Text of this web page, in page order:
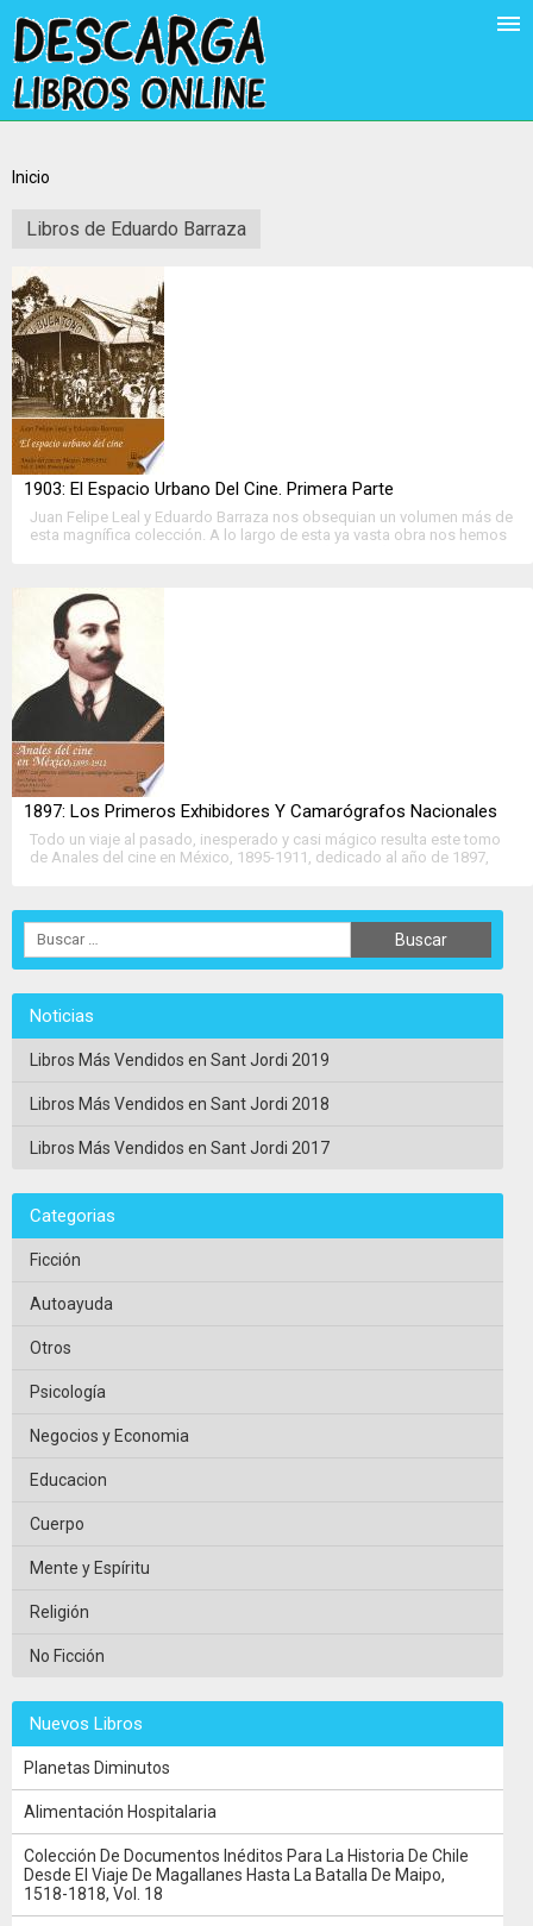
Inicio
Libros de Eduardo Barraza
1903: El Espacio Urbano Del Cine. Primera Parte
Juan Felipe Leal y Eduardo Barraza nos obsequian un volumen más de
esta magnífica colección. A lo largo de esta ya vasta obra nos hemos
1897: Los Primeros Exhibidores Y Camarógrafos Nacionales
Todo un viaje al pasado, inesperado y casi mágico resulta este tomo
de Anales del cine en México, 1895-1911, dedicado al año de 1897,
Noticias
Libros Más Vendidos en Sant Jordi 2019
Libros Más Vendidos en Sant Jordi 2018
Libros Más Vendidos en Sant Jordi 2017
Categorias
Ficción
Autoayuda
Otros
Psicología
Negocios y Economia
Educacion
Cuerpo
Mente y Espíritu
Religión
No Ficción
Nuevos Libros
Planetas Diminutos
Alimentación Hospitalaria
Colección De Documentos Inéditos Para La Historia De Chile
Desde El Viaje De Magallanes Hasta La Batalla De Maipo,
1518-1818, Vol. 18